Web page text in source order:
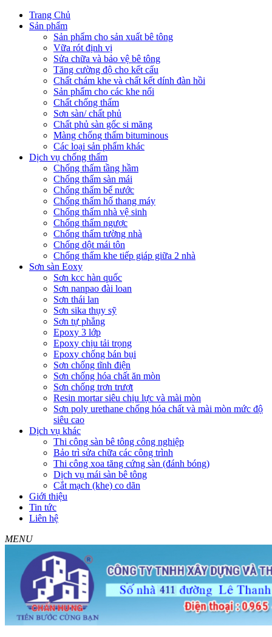
Trang Chủ
Sản phẩm
Sản phẩm cho sản xuất bê tông
Vữa rót định vị
Sửa chữa và bảo vệ bê tông
Tăng cường độ cho kết cấu
Chất chám khe và chất kết dính đàn hồi
Sản phẩm cho các khe nối
Chất chống thấm
Sơn sàn/ chất phủ
Chất phủ sàn gốc si măng
Màng chống thấm bituminous
Các loại sản phẩm khác
Dịch vụ chống thấm
Chống thấm tầng hầm
Chống thấm sàn mái
Chống thấm bể nước
Chống thấm hố thang máy
Chống thấm nhà vệ sinh
Chống thấm ngược
Chống thấm tường nhà
Chống dột mái tôn
Chống thấm khe tiếp giáp giữa 2 nhà
Sơn sàn Eoxy
Sơn kcc hàn quốc
Sơn nanpao đài loan
Sơn thái lan
Sơn sika thụy sỹ
Sơn tự phẳng
Epoxy 3 lớp
Epoxy chịu tải trọng
Epoxy chống bán bụi
Sơn chống tĩnh điện
Sơn chống hóa chất ăn mòn
Sơn chống trơn trượt
Resin mortar siêu chịu lực và mài mòn
Sơn poly urethane chống hóa chất và mài mòn mức độ
siêu cao
Dịch vụ khác
Thi công sàn bê tông công nghiệp
Bảo trì sửa chữa các công trình
Thi công xoa tăng cứng sàn (đánh bóng)
Dịch vụ mái sàn bê tông
Cắt mạch (khe) co dãn
Giới thiệu
Tin tức
Liên hệ
MENU